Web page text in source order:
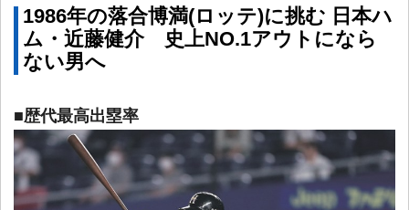
1986年の落合博満(ロッテ)に挑む 日本ハ
ム・近藤健介 史上NO.1アウトになら
ない男へ
■歴代最高出塁率